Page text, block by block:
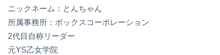
ニックネーム：とんちゃん
所属事務所：ボックスコーポレーション
2代目自称リーダー
元YS乙女学院